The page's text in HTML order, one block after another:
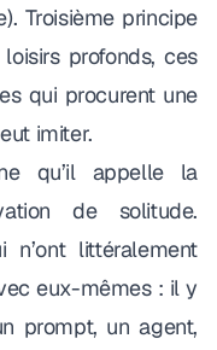
Troisième principe
profonds, ces
qui procurent une
imiter.
qu’il appelle la
de solitude.
n’ont littéralement
eux-mêmes : il y
prompt, un agent,